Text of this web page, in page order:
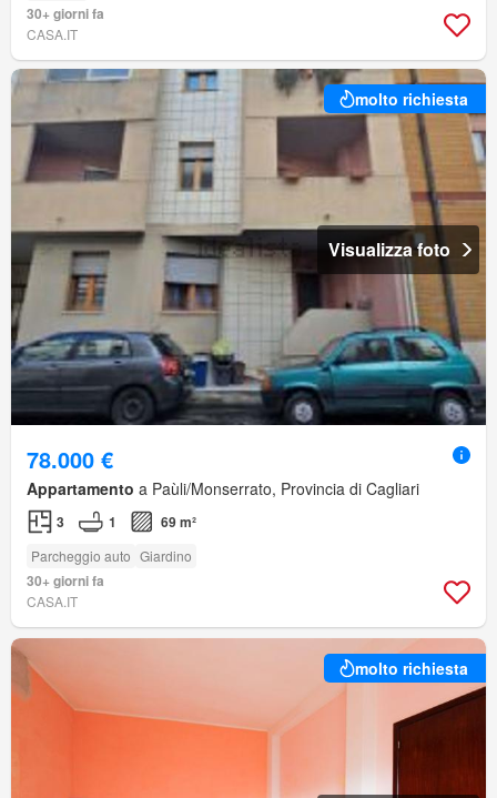
30+ giorni fa
CASA.IT
molto richiesta
Visualizza foto
78.000 €
Appartamento a Paùli/Monserrato, Provincia di Cagliari
3 1 69 m²
Parcheggio auto Giardino
30+ giorni fa
CASA.IT
molto richiesta